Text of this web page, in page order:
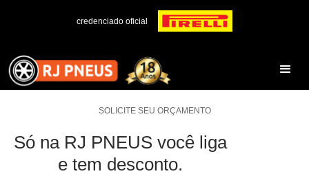
credenciado oficial
SOLICITE SEU ORÇAMENTO
Só na RJ PNEUS você liga
e tem desconto.